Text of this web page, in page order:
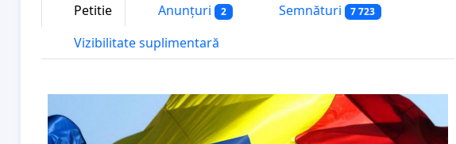
Petitie Anunțuri 2 Semnături 7 723
Vizibilitate suplimentară